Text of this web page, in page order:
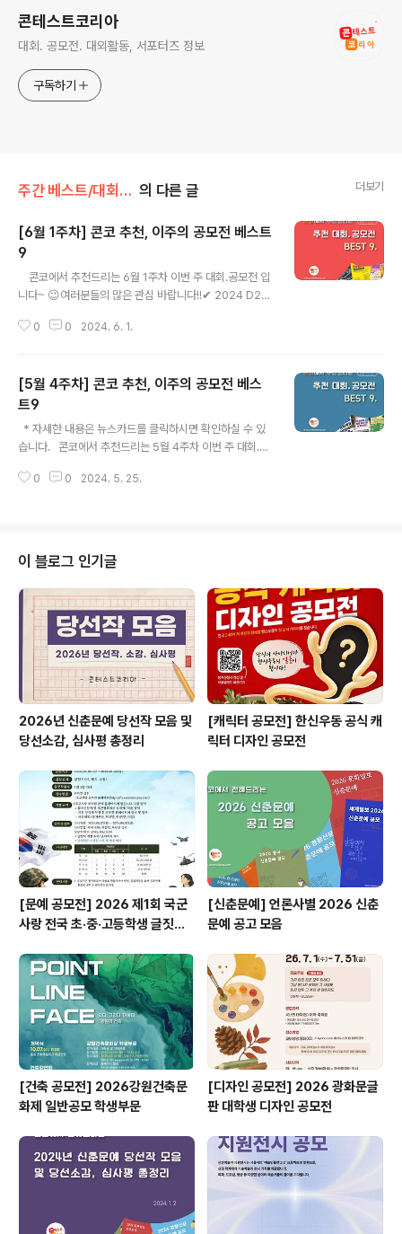
콘테스트코리아
대회. 공모전. 대외활동, 서포터즈 정보
구독하기
주간 베스트/대회 • 공모전 의 다른 글 더보기
[6월 1주차] 콘코 추천, 이주의 공모전 베스트
9
​ 콘코에서 추천드리는 6월 1주차 이번 주 대회.공모전 입
니다~ 😉여러분들의 많은 관심 바랍니다!!​​✔ 2024 D2B
창직 메이커톤✔ 2024년 전국청소년 미술공모전✔ 202
창작가요제 참가자 모집✔ 제16회 제주국제사진 공모전
✔ 2024 제7회 학생독립운동 113초 영화제✔ 고용노동
부 육아휴직 수기 공모전 ​* 자세한 내용은 뉴스카드를 클릭
하시면 확인하실 수 있습니다.​​자세한 내용은 콘테스트코리
아 홈페이지에서 확인하시면 도움이 됩니다~​콘테스트, 공
모전, 대외활동 정보 / 소개 / 뉴스소식은 @콘테스트코리
0 0 2024. 6. 1.
[5월 4주차] 콘코 추천, 이주의 공모전 베스
트9
​ ​ * 자세한 내용은 뉴스카드를 클릭하시면 확인하실 수 있
습니다. 콘코에서 추천드리는 5월 4주차 이번 주 대회.공
츠산업 창업아이디어 공모전 2024 스포츠업 챌린지 ✔ 온
회 자생 동·식물 세밀화 공모전 ✔ 2024 제3회 아트코리
아 국제미술대전 ✔ 스픽 제 1회 천하제일 변명대회 ✔ 카
페봄봄 35초 영상제 공모전 ​​​자세한 내용은 콘테스트코리
아 홈페이지에서 확인하시면 도움이 됩니다~​콘테스트, 공
모전, 대외활동 정보 / 소개 / 뉴스소식은 @콘테스트코리
0 0 2024. 5. 25.
이 블로그 인기글
2026년 신춘문예 당선작 모음 및
당선소감, 심사평 총정리
[캐릭터 공모전] 한신우동 공식 캐
릭터 디자인 공모전
[문예 공모전] 2026 제1회 국군
사랑 전국 초·중·고등학생 글짓기
[신춘문예] 언론사별 2026 신춘
문예 공고 모음
[건축 공모전] 2026강원건축문
화제 일반공모 학생부문
[디자인 공모전] 2026 광화문글
판 대학생 디자인 공모전